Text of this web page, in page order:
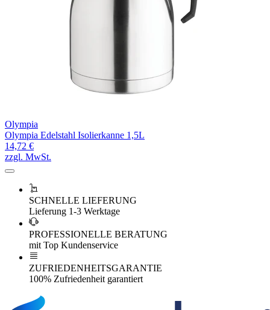
Olympia
Olympia Edelstahl Isolierkanne 1,5L
14,72 €
zzgl. MwSt.
SCHNELLE LIEFERUNG
Lieferung 1-3 Werktage
PROFESSIONELLE BERATUNG
mit Top Kundenservice
ZUFRIEDENHEITSGARANTIE
100% Zufriedenheit garantiert